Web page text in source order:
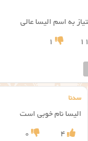
11
1
سدنا
الیسا نام خوبی است
4
0